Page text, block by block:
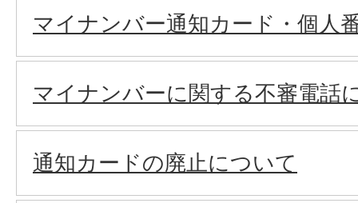
マイナンバー通知カード・個人
マイナンバーに関する不審電話
通知カードの廃止について